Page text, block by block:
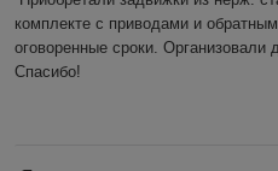
комплекте с приводами и
оговоренные сроки. Организовали
Спасибо!